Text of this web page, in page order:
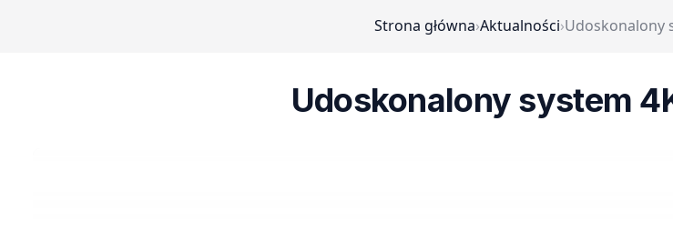
Strona główna›Aktualności›Udoskonalony
Udoskonalony system